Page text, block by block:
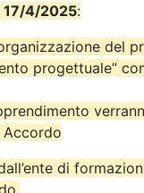
17/4/2025:
del
progettuale”
di